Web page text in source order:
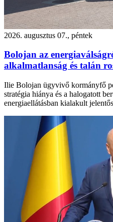
2026. augusztus 07., péntek
Bolojan az
alkalmatlanság és talán
Ilie Bolojan ügyvivő kormányfő
stratégia hiánya és a halogatott
energiaellátásban kialakult